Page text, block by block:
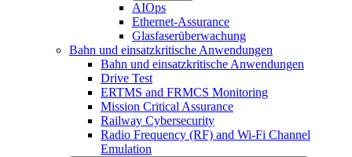
AIOps
Ethernet-Assurance
Glasfaserüberwachung
Bahn und einsatzkritische Anwendungen
Bahn und einsatzkritische Anwendungen
Drive Test
ERTMS and FRMCS Monitoring
Mission Critical Assurance
Railway Cybersecurity
Radio Frequency (RF) and Wi-Fi Channel
Emulation